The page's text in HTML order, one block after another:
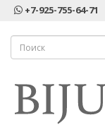
+7-925-755-64-71